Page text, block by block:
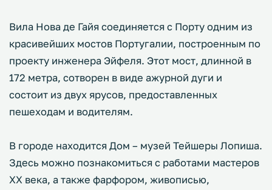
Вила Нова де Гайя соединяется с Порту одним из
красивейших мостов Португалии, построенным по
проекту инженера Эйфеля. Этот мост, длинной в
172 метра, сотворен в виде ажурной дуги и
состоит из двух ярусов, предоставленных
пешеходам и водителям.
В городе находится Дом – музей Тейшеры Лопиша.
Здесь можно познакомиться с работами мастеров
ХХ века, а также фарфором, живописью,